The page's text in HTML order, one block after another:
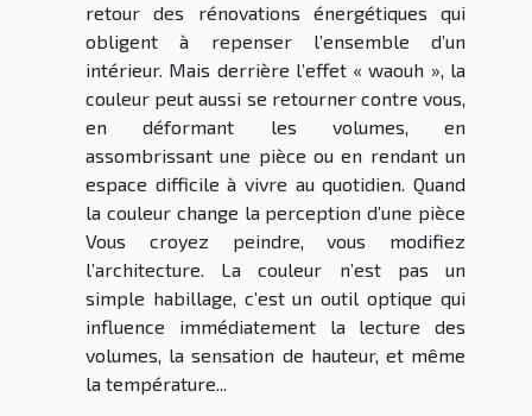
retour des rénovations énergétiques qui
obligent à repenser l’ensemble d’un
intérieur. Mais derrière l’effet « waouh », la
couleur peut aussi se retourner contre vous,
en déformant les volumes, en
assombrissant une pièce ou en rendant un
espace difficile à vivre au quotidien. Quand
la couleur change la perception d’une pièce
Vous croyez peindre, vous modifiez
l’architecture. La couleur n’est pas un
simple habillage, c’est un outil optique qui
influence immédiatement la lecture des
volumes, la sensation de hauteur, et même
la température...